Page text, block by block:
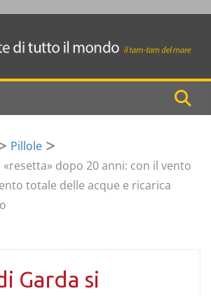
Pillole
«resetta» dopo 20 anni: con il vento
totale delle acque e ricarica
Garda si